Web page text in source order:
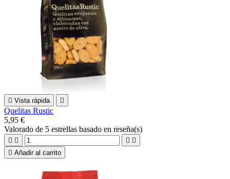
 Vista rápida 
Quelitas Rustic
5,95 €
Valorado de 5 estrellas basado en reseña(s)
   
 Añadir al carrito